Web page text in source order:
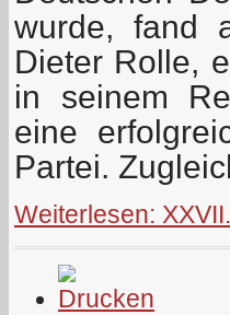
wurde, fand
Dieter Rolle,
in seinem
eine
Partei.
Weiterlesen: